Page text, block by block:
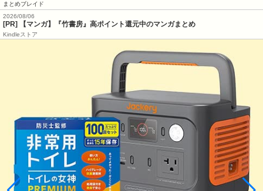
まとめブレイド
2026/08/06
[PR] 【マンガ】『竹書房』高ポイント還元中のマンガまとめ
Kindleストア